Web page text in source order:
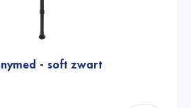
- soft zwart